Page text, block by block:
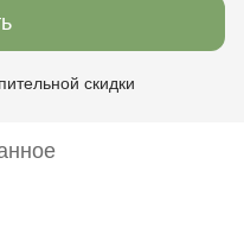
скидки